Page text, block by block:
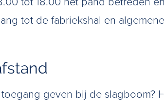
tot de fabriekshal en
geven bij de slagboom?